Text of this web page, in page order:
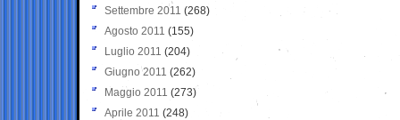
Settembre 2011 (268)
Agosto 2011 (155)
Luglio 2011 (204)
Giugno 2011 (262)
Maggio 2011 (273)
Aprile 2011 (248)